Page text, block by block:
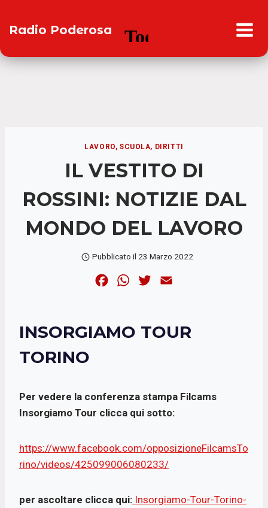
Radio Poderosa
LAVORO, SCUOLA, DIRITTI
IL VESTITO DI
ROSSINI: NOTIZIE DAL
MONDO DEL LAVORO
Pubblicato il 23 Marzo 2022
e
k
W
t
p
t
INSORGIAMO TOUR
TORINO
Per vedere la conferenza stampa Filcams
Insorgiamo Tour clicca qui sotto:
https://www.facebook.com/opposizioneFilcamsTo
rino/videos/425099006080233/
per ascoltare clicca qui: Insorgiamo-Tour-Torino-